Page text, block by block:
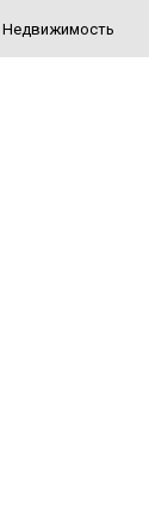
Недвижимость